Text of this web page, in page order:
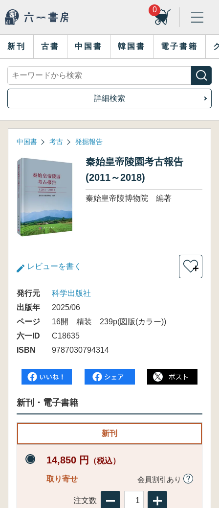
0
新刊 古書 中国書 韓国書 電子書籍
詳細検索
中国書 考古 発掘報告
秦始皇帝陵園考古報告
(2011～2018)
秦始皇帝陵博物院 編著
レビューを書く ＋
発行元
科学出版社
出版年
2025/06
ページ
16開 精装 239p(図版(カラー))
六一ID
C18635
ISBN
9787030794314
新刊・電子書籍
新刊
14,850 円 （税込）
取り寄せ 会員割引あり
注文数